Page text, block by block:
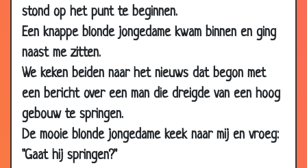
stond op het punt te beginnen.
Een knappe blonde jongedame kwam binnen en ging
naast me zitten.
We keken beiden naar het nieuws dat begon met
een bericht over een man die dreigde van een hoog
gebouw te springen.
De mooie blonde jongedame keek naar mij en vroeg:
"Gaat hij springen?"